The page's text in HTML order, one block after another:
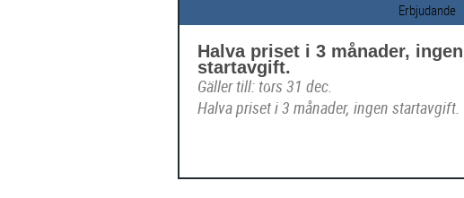
Erbjudande
Halva priset i 3 månader, ingen
startavgift.
Gäller till: tors 31 dec.
Halva priset i 3 månader, ingen startavgift.